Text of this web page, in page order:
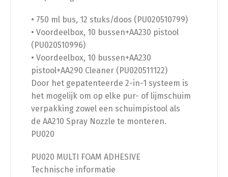
• 750 ml bus, 12 stuks/doos (PU020510799)
• Voordeelbox, 10 bussen+AA230 pistool
(PU020510996)
• Voordeelbox, 10 bussen+AA230
pistool+AA290 Cleaner (PU020511122)
Door het gepatenteerde 2-in-1 systeem is
het mogelijk om op elke pur- of lijmschuim
verpakking zowel een schuimpistool als
de AA210 Spray Nozzle te monteren.
PU020
PU020 MULTI FOAM ADHESIVE
Technische informatie